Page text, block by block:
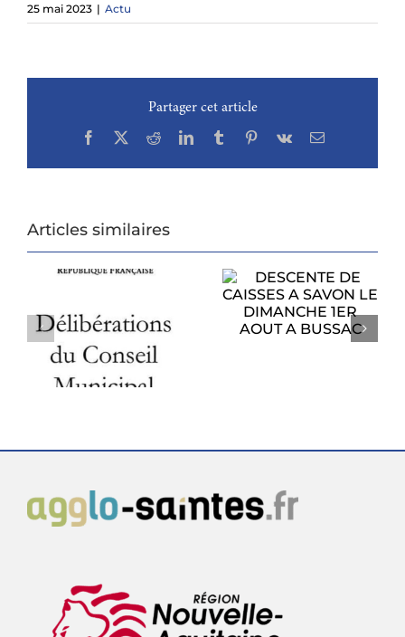
25 mai 2023 | Actu
Partager cet article
Facebook
X RedditLinkedInTumblrPinterest
Vk Email
Articles similaires
DESCENTE DE
LE DIMANCHE
1ER AOUT A
BUSSAC
PROCHAIN
CONSEIL